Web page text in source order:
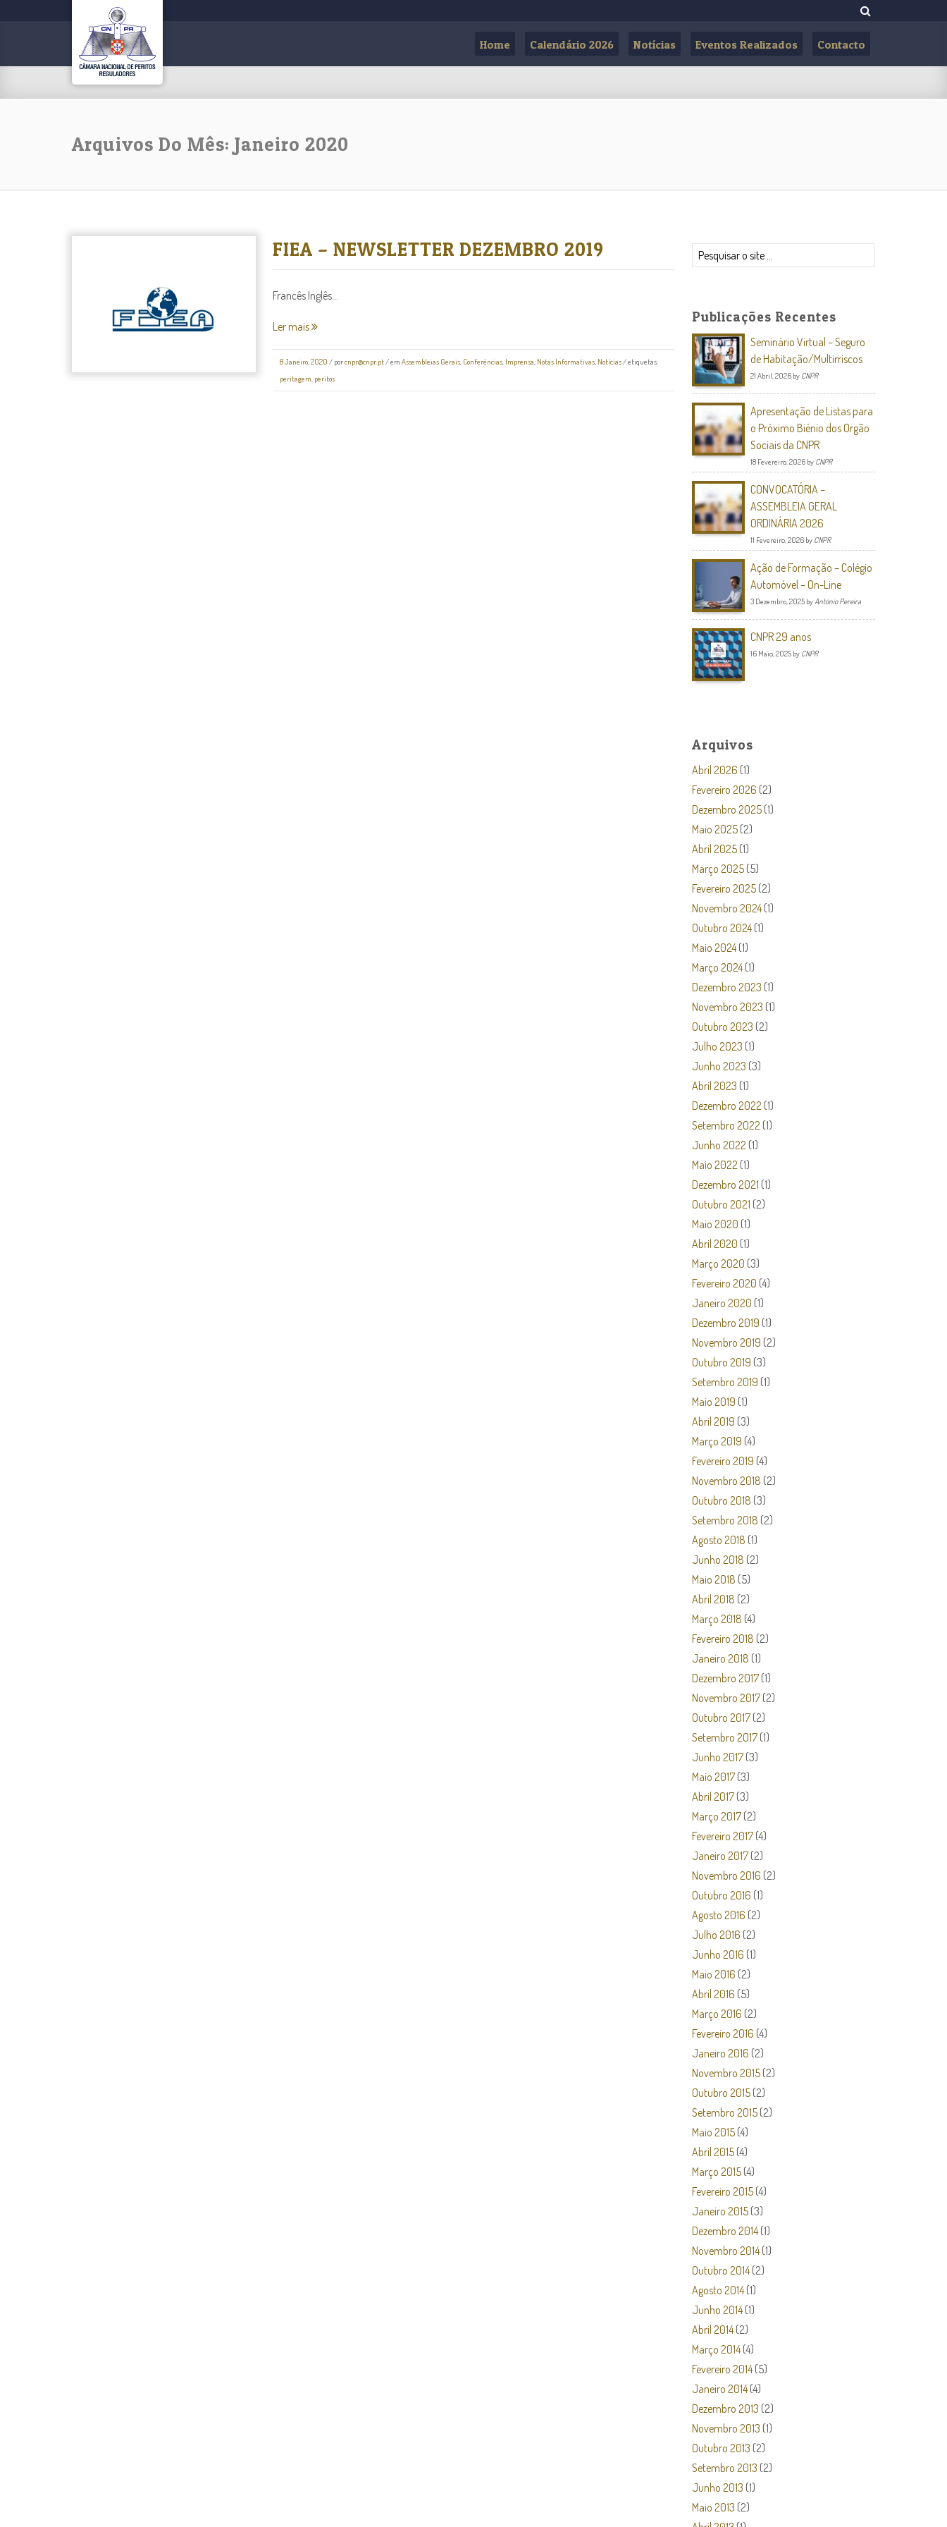
Home Calendário 2026 Notícias Eventos Realizados Contacto
Arquivos Do Mês: Janeiro 2020
FIEA – NEWSLETTER DEZEMBRO 2019
Francês Inglês...
Ler mais
8 Janeiro, 2020 / porcnpr@cnpr.pt/ em Assembleias Gerais, Conferências, Imprensa, Notas Informativas, Notícias/ etiquetas:
peritagem, peritos
Pesquisar
Publicações Recentes
Seminário Virtual – Seguro
de Habitação/Multirriscos
21 Abril, 2026 by CNPR
Apresentação de Listas para
o Próximo Biénio dos Orgão
Sociais da CNPR
18 Fevereiro, 2026 by CNPR
CONVOCATÓRIA –
ASSEMBLEIA GERAL
ORDINÁRIA 2026
11 Fevereiro, 2026 by CNPR
Ação de Formação – Colégio
Automóvel – On-Line
3 Dezembro, 2025 byAntónio Pereira
CNPR 29 anos
16 Maio, 2025 by CNPR
Arquivos
Abril 2026 (1)
Fevereiro 2026 (2)
Dezembro 2025 (1)
Maio 2025 (2)
Abril 2025 (1)
Março 2025 (5)
Fevereiro 2025 (2)
Novembro 2024(1)
Outubro 2024(1)
Maio 2024(1)
Março 2024(1)
Dezembro 2023 (1)
Novembro 2023 (1)
Outubro 2023 (2)
Julho 2023 (1)
Junho 2023 (3)
Abril 2023 (1)
Dezembro 2022 (1)
Setembro 2022 (1)
Junho 2022 (1)
Maio 2022 (1)
Dezembro 2021 (1)
Outubro 2021 (2)
Maio 2020 (1)
Abril 2020 (1)
Março 2020 (3)
Fevereiro 2020 (4)
Janeiro 2020 (1)
Dezembro 2019 (1)
Novembro 2019 (2)
Outubro 2019 (3)
Setembro 2019 (1)
Maio 2019 (1)
Abril 2019 (3)
Março 2019 (4)
Fevereiro 2019 (4)
Novembro 2018 (2)
Outubro 2018 (3)
Setembro 2018 (2)
Agosto 2018 (1)
Junho 2018 (2)
Maio 2018 (5)
Abril 2018 (2)
Março 2018 (4)
Fevereiro 2018 (2)
Janeiro 2018 (1)
Dezembro 2017 (1)
Novembro 2017 (2)
Outubro 2017 (2)
Setembro 2017 (1)
Junho 2017 (3)
Maio 2017 (3)
Abril 2017 (3)
Março 2017 (2)
Fevereiro 2017 (4)
Janeiro 2017 (2)
Novembro 2016 (2)
Outubro 2016 (1)
Agosto 2016 (2)
Julho 2016 (2)
Junho 2016 (1)
Maio 2016 (2)
Abril 2016 (5)
Março 2016 (2)
Fevereiro 2016 (4)
Janeiro 2016 (2)
Novembro 2015 (2)
Outubro 2015 (2)
Setembro 2015 (2)
Maio 2015 (4)
Abril 2015 (4)
Março 2015 (4)
Fevereiro 2015 (4)
Janeiro 2015 (3)
Dezembro 2014(1)
Novembro 2014(1)
Outubro 2014(2)
Agosto 2014(1)
Junho 2014(1)
Abril 2014(2)
Março 2014(4)
Fevereiro 2014(5)
Janeiro 2014(4)
Dezembro 2013 (2)
Novembro 2013 (1)
Outubro 2013 (2)
Setembro 2013 (2)
Junho 2013 (1)
Maio 2013 (2)